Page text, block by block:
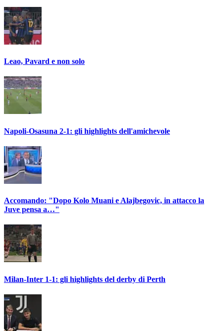
Leao, Pavard e non solo
Napoli-Osasuna 2-1: gli highlights dell'amichevole
Accomando: "Dopo Kolo Muani e Alajbegovic, in attacco la
Juve pensa a…"
Milan-Inter 1-1: gli highlights del derby di Perth